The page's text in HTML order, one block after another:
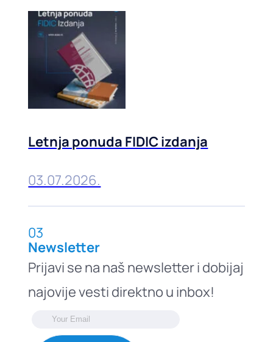
Letnja ponuda FIDIC izdanja
03.07.2026.
03
Newsletter
Prijavi se na naš newsletter i dobijaj
najovije vesti direktno u inbox!